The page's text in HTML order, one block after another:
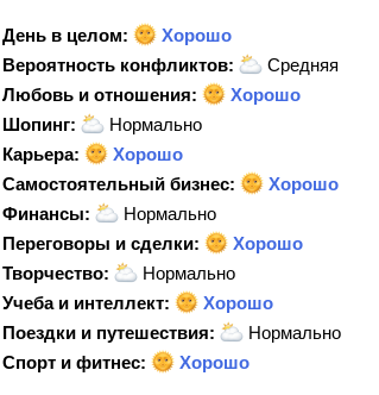
День в целом:
Хорошо
Вероятность конфликтов:
Средняя
Любовь и отношения:
Хорошо
Шопинг:
Нормально
Карьера:
Хорошо
Самостоятельный бизнес:
Хорошо
Финансы:
Нормально
Переговоры и сделки:
Хорошо
Творчество:
Нормально
Учеба и интеллект:
Хорошо
Поездки и путешествия:
Нормально
Спорт и фитнес:
Хорошо